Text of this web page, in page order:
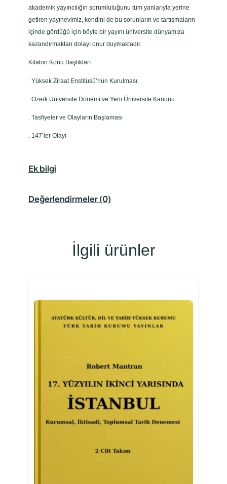
akademik yayıncılığın sorumluluğunu tüm yanlarıyla yerine
getiren yayınevimiz, kendini de bu sorunların ve tartışmaların
içinde gördüğü için böyle bir yayını üniversite dünyamıza
kazandırmaktan dolayı onur duymaktadır.
Kitabın Konu Başlıkları
. Yüksek Ziraat Enstitüsü’nün Kurulması
. Özerk Üniversite Dönemi ve Yeni Üniversite Kanunu
. Tasfiyeler ve Olayların Başlaması
. 147’ler Olayı
Ek bilgi
Değerlendirmeler (0)
İlgili ürünler